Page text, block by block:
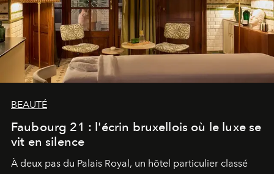
BEAUTÉ
Faubourg 21 : l'écrin bruxellois où le luxe se
vit en silence
À deux pas du Palais Royal, un hôtel particulier classé